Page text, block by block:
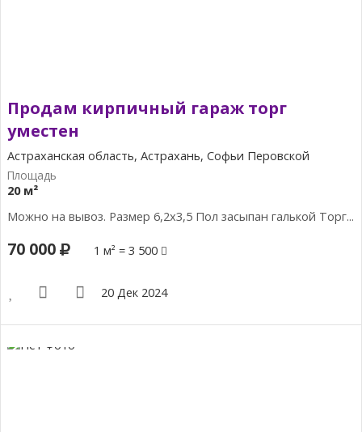
Продам кирпичный гараж торг
уместен
Астраханская область, Астрахань, Софьи Перовской
20 м²
Можно на вывоз. Размер 6,2х3,5 Пол засыпан галькой Торг...
70 000 1 м² = 3 500
20 Дек 2024